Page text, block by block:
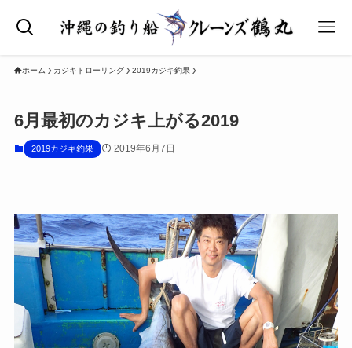
ホーム カジキトローリング 2019カジキ釣果
6月最初のカジキ上がる2019
2019カジキ釣果 2019年6月7日